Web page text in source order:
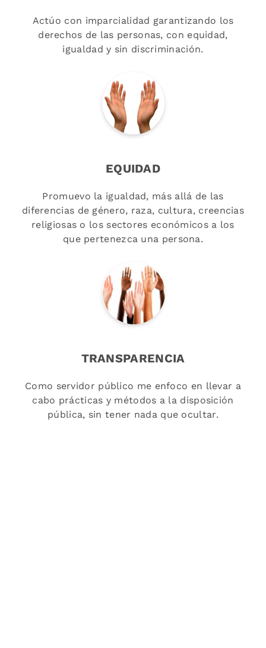
Actúo con imparcialidad garantizando los
derechos de las personas, con equidad,
igualdad y sin discriminación.
EQUIDAD
Promuevo la igualdad, más allá de las
diferencias de género, raza, cultura, creencias
religiosas o los sectores económicos a los
que pertenezca una persona.
TRANSPARENCIA
Como servidor público me enfoco en llevar a
cabo prácticas y métodos a la disposición
pública, sin tener nada que ocultar.